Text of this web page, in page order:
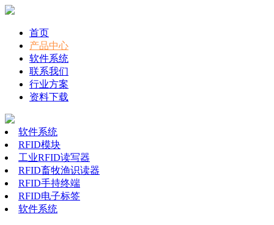
首页
产品中心
软件系统
联系我们
行业方案
资料下载
软件系统
RFID模块
工业RFID读写器
RFID畜牧渔识读器
RFID手持终端
RFID电子标签
软件系统